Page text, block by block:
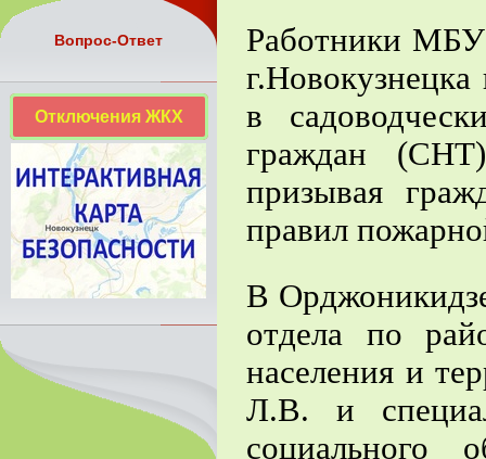
Работники МБУ
в
граждан
призывая
правил
В
отдела по
населения и
Л.В. и
социального
Вопрос-Ответ
Отключения ЖКХ